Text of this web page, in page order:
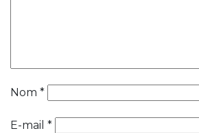
Nom *
E-mail *